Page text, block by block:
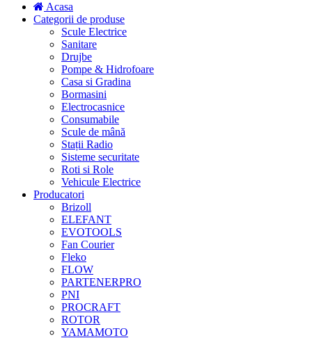
Acasa
Categorii de produse
Scule Electrice
Sanitare
Drujbe
Pompe & Hidrofoare
Casa si Gradina
Bormasini
Electrocasnice
Consumabile
Scule de mână
Stații Radio
Sisteme securitate
Roti si Role
Vehicule Electrice
Producatori
Brizoll
ELEFANT
EVOTOOLS
Fan Courier
Fleko
FLOW
PARTENERPRO
PNI
PROCRAFT
ROTOR
YAMAMOTO